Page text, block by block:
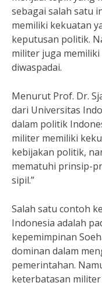
sebagai salah satu
memiliki kekuatan
keputusan politik.
militer juga
diwaspadai.
Menurut Prof. Dr.
dari Universitas
dalam politik
militer memiliki
kebijakan politik,
mematuhi prinsip-
sipil.”
Salah satu contoh
Indonesia adalah
kepemimpinan
dominan dalam
pemerintahan.
keterbatasan